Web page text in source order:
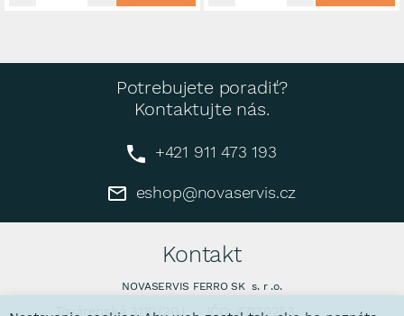
Potrebujete poradiť?
Kontaktujte nás.
+421 911 473 193
eshop@novaservis.cz
Kontakt
NOVASERVIS FERRO SK s. r .o.
Továrenská 3110/20J IČO: 47130253